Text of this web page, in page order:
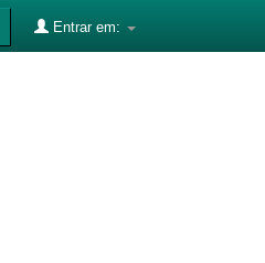
Entrar em: